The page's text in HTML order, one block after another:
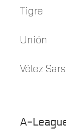
Tigre
Unión
Vélez
A-